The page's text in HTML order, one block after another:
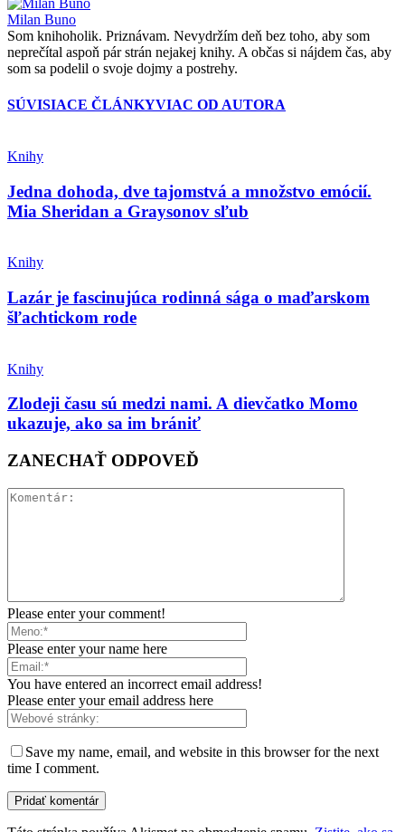
Milan Buno
Som knihoholik. Priznávam. Nevydržím deň bez toho, aby som
neprečítal aspoň pár strán nejakej knihy. A občas si nájdem čas, aby
som sa podelil o svoje dojmy a postrehy.
SÚVISIACE ČLÁNKYVIAC OD AUTORA
Knihy
Jedna dohoda, dve tajomstvá a množstvo emócií.
Mia Sheridan a Graysonov sľub
Knihy
Lazár je fascinujúca rodinná sága o maďarskom
šľachtickom rode
Knihy
Zlodeji času sú medzi nami. A dievčatko Momo
ukazuje, ako sa im brániť
ZANECHAŤ ODPOVEĎ
Please enter your comment!
Please enter your name here
You have entered an incorrect email address!
Please enter your email address here
Save my name, email, and website in this browser for the next
time I comment.